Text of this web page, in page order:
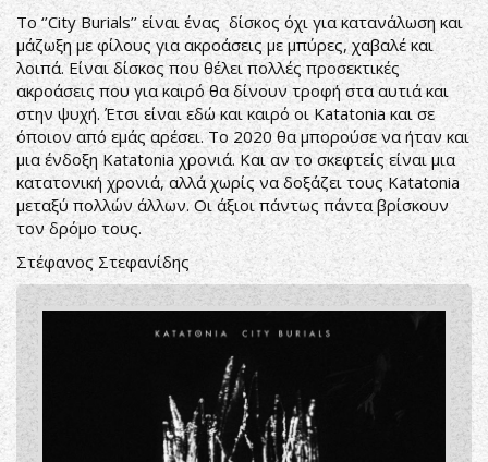
Το ‘’City Burials’’ είναι ένας δίσκος όχι για κατανάλωση και
μάζωξη με φίλους για ακροάσεις με μπύρες, χαβαλέ και
λοιπά. Είναι δίσκος που θέλει πολλές προσεκτικές
ακροάσεις που για καιρό θα δίνουν τροφή στα αυτιά και
στην ψυχή. Έτσι είναι εδώ και καιρό οι Katatonia και σε
όποιον από εμάς αρέσει. Το 2020 θα μπορούσε να ήταν και
μια ένδοξη Katatonia χρονιά. Και αν το σκεφτείς είναι μια
κατατονική χρονιά, αλλά χωρίς να δοξάζει τους Katatonia
μεταξύ πολλών άλλων. Οι άξιοι πάντως πάντα βρίσκουν
τον δρόμο τους.
Στέφανος Στεφανίδης